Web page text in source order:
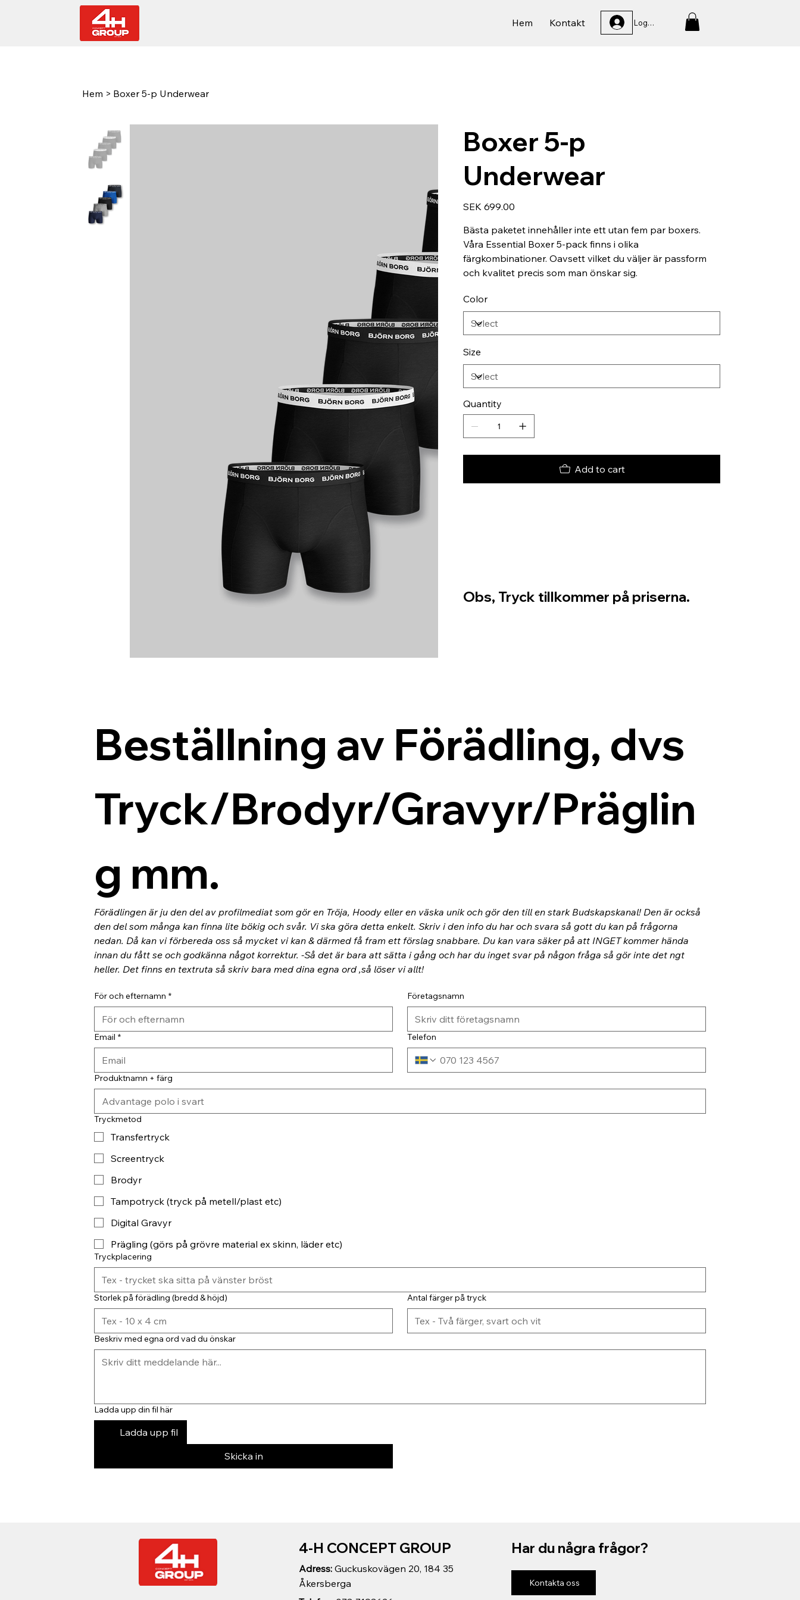
Hem Kontakt Logga In
Hem > Boxer 5-p Underwear
Boxer 5-p
Underwear
Price
SEK 699.00
Bästa paketet innehåller inte ett utan fem par boxers.
Våra Essential Boxer 5-pack finns i olika
färgkombinationer. Oavsett vilket du väljer är passform
och kvalitet precis som man önskar sig.
Color
Size
Quantity
Add to cart
Obs, Tryck tillkommer på priserna.
Beställning av Förädling, dvs
Tryck/Brodyr/Gravyr/Präglin
g mm.
Förädlingen är ju den del av profilmediat som gör en Tröja, Hoody eller en väska unik och gör den till en stark Budskapskanal! Den är också
den del som många kan finna lite bökig och svår. Vi ska göra detta enkelt. Skriv i den info du har och svara så gott du kan på frågorna
nedan. Då kan vi förbereda oss så mycket vi kan & därmed få fram ett förslag snabbare. Du kan vara säker på att INGET kommer hända
innan du fått se och godkänna något korrektur. -Så det är bara att sätta i gång och har du inget svar på någon fråga så gör inte det ngt
heller. Det finns en textruta så skriv bara med dina egna ord ,så löser vi allt!
För och efternamn * Företagsnamn
Email * Telefon
Produktnamn + färg
Tryckmetod
Transfertryck
Screentryck
Brodyr
Tampotryck (tryck på metell/plast etc)
Digital Gravyr
Prägling (görs på grövre material ex skinn, läder etc)
Tryckplacering
Storlek på förädling (bredd & höjd) Antal färger på tryck
Beskriv med egna ord vad du önskar
Ladda upp din fil här
Ladda upp fil
Skicka in
Adress: Guckuskovägen 20, 184 35
Åkersberga
4-H CONCEPT GROUP Har du några frågor?
Kontakta oss